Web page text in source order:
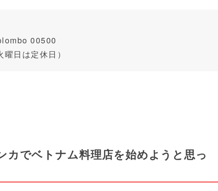
00500
日は定休日）
カでベトナム料理店を始めようと思っ